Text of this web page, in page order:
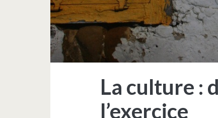
La culture :
l’exercice